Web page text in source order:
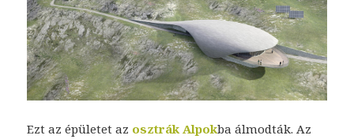
Ezt az épületet az osztrák Alpokba álmodták. Az